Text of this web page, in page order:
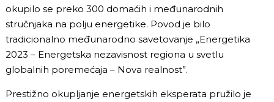
okupilo se preko 300 domaćih i međunarodnih
stručnjaka na polju energetike. Povod je bilo
tradicionalno međunarodno savetovanje „Energetika
2023 – Energetska nezavisnost regiona u svetlu
globalnih poremećaja – Nova realnost”.
Prestižno okupljanje energetskih eksperata pružilo je